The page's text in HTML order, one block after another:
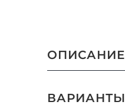
ОПИСАНИЕ
ВАРИАНТЫ